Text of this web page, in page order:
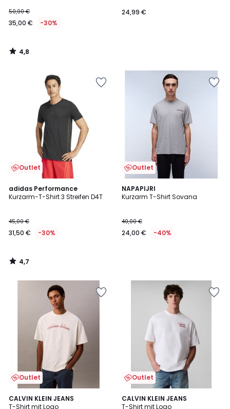
50,00 €
35,00 € -30%
4,8
/
24,99 €
Outlet
adidas Performance
Kurzarm-T-Shirt 3 Streifen D4T
45,00 €
31,50 € -30%
4,7
/ 5
4,7
/
Outlet
NAPAPIJRI
Kurzarm T-Shirt Sovana
40,00 €
24,00 € -40%
Outlet
CALVIN KLEIN JEANS
T-Shirt mit Logo
Outlet
CALVIN KLEIN JEANS
T-Shirt mit Logo
2